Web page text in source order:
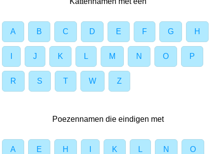
A B C D E F G H
J K L M N O P
R S T W Z
Poezennamen die eindigen met
A E H K L N O